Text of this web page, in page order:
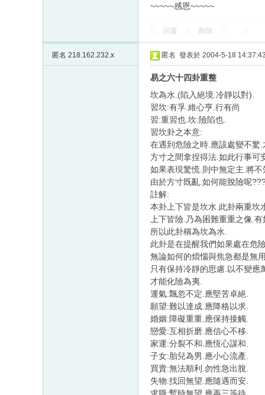
~~~~~感恩~~~~~
回覆 刪除
匿名 218.162.232.x 匿名 發表於 2004-5-18 14:37:43
易之六十四卦重整
坎為水.(陷入絕境.冷靜以對).
習坎:有孚.維心亨.行有尚
習:重習也.坎:險陷也.
習坎卦之本意:
在遇到危險之時.應該處變不驚.
方寸之間拿捏得法.如此行事可
如果表現驚慌.則中無定主.將不
由於方寸既亂.如何能脫險呢
註解:
本卦上下皆是坎水.此卦兩重坎
上下皆險.乃為困難重重之像.
所以此卦稱為坎為水.
此卦是在提醒我們如果處在危
無論如何的煩惱與焦急都是無
只有保持冷靜的思慮.以不變應
才能化險為夷.
運氣:飄忽不定.應堅苦卓絕.
願望:難以達成.應降格以求.
婚姻:障礙重重.應保持接觸.
戀愛:互相折磨.應信心不移.
家運:分裂不和.應恆心謀和.
子女:胎兒為男.應小心流產.
買賣:無法順利.勿性急出脫.
失物:找回無望.應隨遇而安.